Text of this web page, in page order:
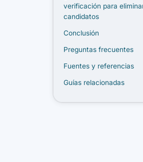
verificación para
candidatos
Conclusión
Preguntas frecuentes
Fuentes y referencias
Guías relacionadas